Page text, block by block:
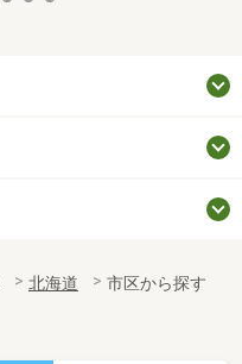
北海道 市区から探す